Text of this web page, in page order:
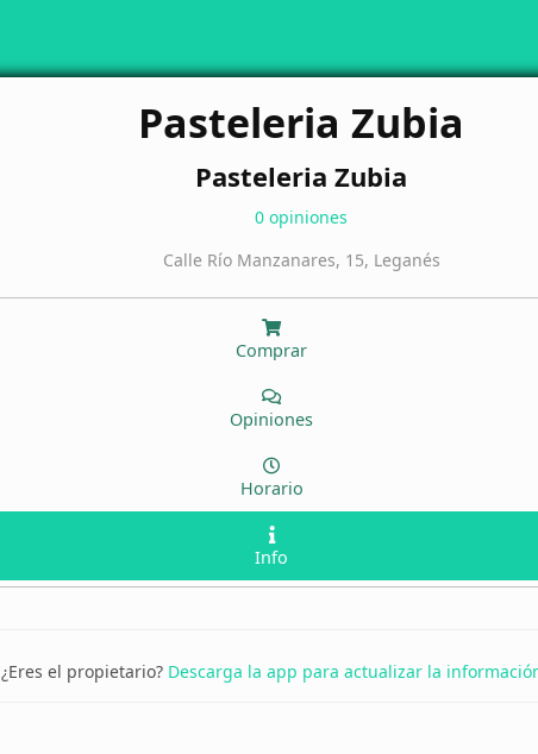
Pasteleria Zubia
Pasteleria Zubia
0 opiniones
Calle Río Manzanares, 15, Leganés
Comprar
Opiniones
Horario
Info
¿Eres el propietario? Descarga la app para actualizar la